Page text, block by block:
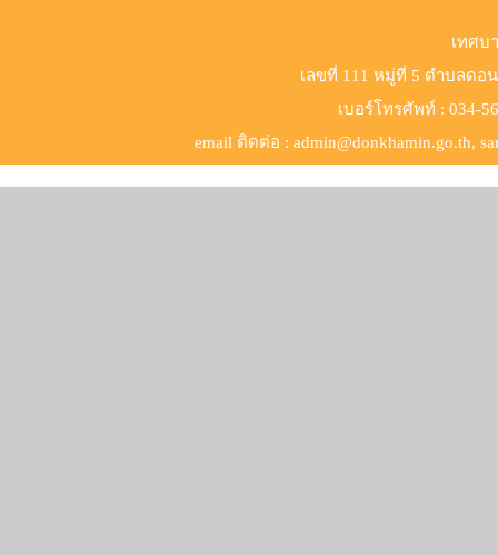
เทศบ
เลขที่ 111 หมู่ที่ 5 ตำบลดอ
เบอร์​โทรศัพท์ : 034-
email ติดต่อ : admin@donkhamin.go.th,